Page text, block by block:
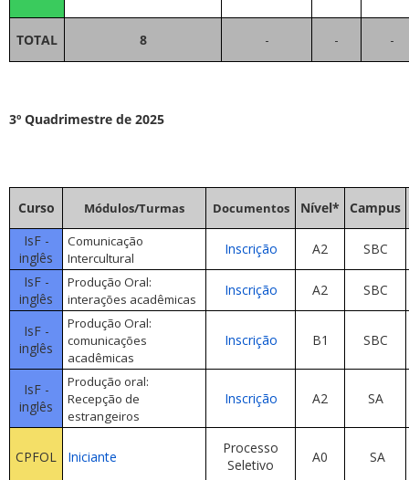
TOTAL 8 - - -
3º Quadrimestre de 2025
Curso Módulos/Turmas Documentos Nível*
Campus
IsF -
inglês
Comunicação
Intercultural
Inscrição A2
SBC
IsF -
inglês
Produção Oral:
interações acadêmicas
Inscrição A2 SBC
IsF -
inglês
Produção Oral:
comunicações
acadêmicas
Inscrição B1 SBC
IsF -
inglês
Produção oral:
Recepção de
estrangeiros
Inscrição A2 SA
CPFOL Iniciante
Processo
Seletivo
A0 SA